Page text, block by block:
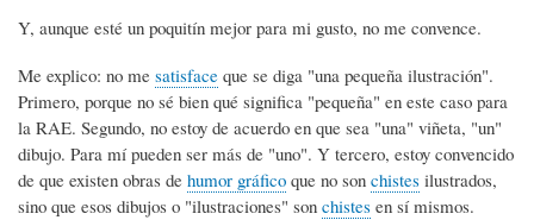
Y, aunque esté un poquitín mejor para mi gusto, no me convence.
Me explico: no me satisface que se diga "una pequeña ilustración".
Primero, porque no sé bien qué significa "pequeña" en este caso para
la RAE. Segundo, no estoy de acuerdo en que sea "una" viñeta, "un"
dibujo. Para mí pueden ser más de "uno". Y tercero, estoy convencido
de que existen obras de humor gráfico que no son chistes ilustrados,
sino que esos dibujos o "ilustraciones" son chistes en sí mismos.